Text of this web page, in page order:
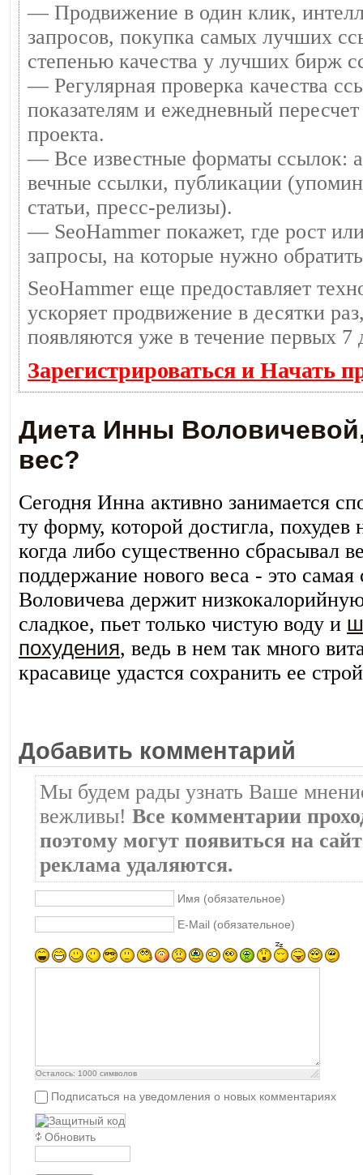
— Продвижение в один клик,
запросов, покупка самых лучших
степенью качества у лучших бирж
— Регулярная проверка качества
показателям и ежедневный пересчет
проекта.
— Все известные форматы ссылок:
вечные ссылки, публикации
статьи, пресс-релизы).
— SeoHammer покажет, где рост
запросы, на которые нужно
SeoHammer еще предоставляет
ускоряет продвижение в десятки
появляются уже в течение первых 7
Зарегистрироваться и Начать
Диета Инны
вес?
Сегодня Инна активно занимается
ту форму, которой достигла,
когда либо существенно сбрасывал
поддержание нового веса - это
Воловичева держит
сладкое, пьет только чистую воду и
похудения, ведь в нем так много
красавице удастся сохранить ее
Добавить комментарий
Мы будем рады узнать Ваше
вежливы! Все комментарии
поэтому могут появиться на
реклама удаляются.
Имя (обязательное)
E-Mail (обязательное)
Осталось: 1000 символов
Подписаться на уведомления о новых комментариях
Обновить